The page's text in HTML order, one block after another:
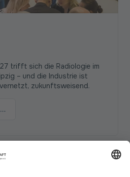
trifft sich die Radiologie im
– und die Industrie ist
zukunftsweisend.
Mehr erfahren